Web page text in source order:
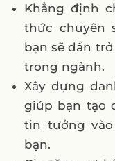
Khẳng định
thức chuyên
bạn sẽ dần
trong ngành.
Xây dựng
giúp bạn tạo
tin tưởng
bạn.